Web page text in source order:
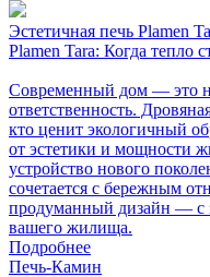
Эстетичная печь Plamen
Plamen Tara: Когда тепло
Современный дом — это
ответственность.
кто ценит экологичный
от эстетики и мощности
устройство нового
сочетается с бережным
продуманный дизайн — с
вашего жилища.
Подробнее
Печь-Камин